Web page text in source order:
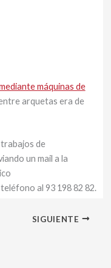
máquinas de
arquetas era de
de
un mail a la
al 93 198 82 82.
SIGUIENTE